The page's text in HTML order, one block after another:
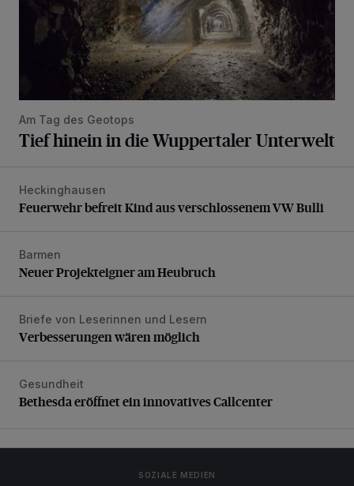
Am Tag des Geotops
Tief hinein in die Wuppertaler Unterwelt
Feuerwehr befreit Kind aus verschlossenem VW Bulli
Heckinghausen
Feuerwehr befreit Kind aus verschlossenem VW Bulli
Neuer Projekteigner am Heubruch
Barmen
Neuer Projekteigner am Heubruch
Verbesserungen wären möglich
Briefe von Leserinnen und Lesern
Verbesserungen wären möglich
Bethesda eröffnet ein innovatives Callcenter
Gesundheit
Bethesda eröffnet ein innovatives Callcenter
SOZIALE MEDIEN